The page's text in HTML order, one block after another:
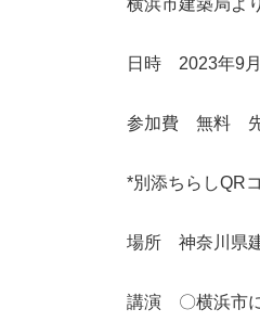
横浜市建築局よ
日時 2023年9
参加費 無料 先
*別添ちらしQR
場所 神奈川県
講演 〇横浜市